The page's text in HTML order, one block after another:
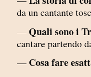
da un cantante
—Quali sono i
cantare partendo
— Cosa fare